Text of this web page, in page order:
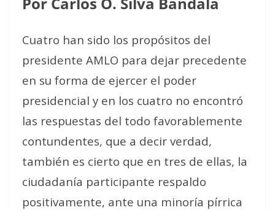
Cuatro han sido los propósitos del
presidente AMLO para dejar precedente
en su forma de ejercer el poder
presidencial y en los cuatro no encontró
las respuestas del todo favorablemente
contundentes, que a decir verdad,
también es cierto que en tres de ellas, la
ciudadanía participante respaldo
positivamente, ante una minoría pírrica